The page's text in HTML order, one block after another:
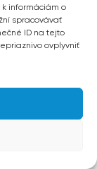
informáciám o
spracovávať
ID na tejto
ovplyvniť
na úrovni 19-
s
Fi pripojením.